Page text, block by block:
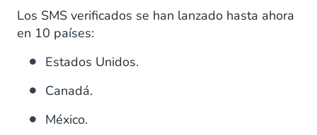
Los SMS verificados se han lanzado hasta ahora
en 10 países:
Estados Unidos.
Canadá.
México.